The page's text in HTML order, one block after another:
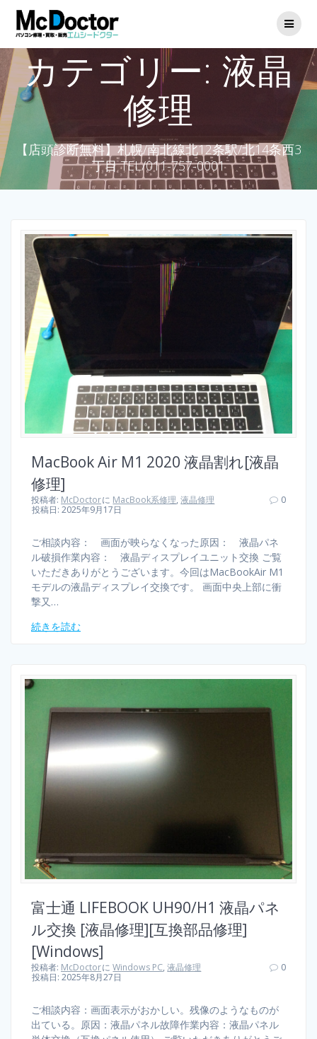
カテゴリー: 液晶
修理
【店頭診断無料】札幌/南北線北12条駅/北14条西3
丁目 TEL/011-757-0001
MacBook Air M1 2020 液晶割れ[液晶
修理]
投稿者: McDoctorに MacBook系修理,液晶修理
投稿日: 2025年9月17日
0
ご相談内容： 画面が映らなくなった原因： 液晶パネ
ル破損作業内容： 液晶ディスプレイユニット交換 ご覧
いただきありがとうございます。今回はMacBookAir M1
モデルの液晶ディスプレイ交換です。 画面中央上部に衝
撃又…
続きを読む
富士通 LIFEBOOK UH90/H1 液晶パネ
ル交換 [液晶修理][互換部品修理]
[Windows]
投稿者: McDoctorにWindows PC,液晶修理
投稿日: 2025年8月27日
0
ご相談内容：画面表示がおかしい。残像のようなものが
出ている。原因：液晶パネル故障作業内容：液晶パネル